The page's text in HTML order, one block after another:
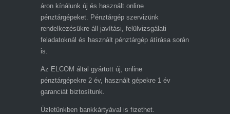
áron kínálunk új és használt online
pénztárgépeket. Pénztárgép szervizünk
rendelkezésükre áll javítási, felülvizsgálati
feladatoknál és használt pénztárgép átírása során
is.
Az ELCOM által gyártott új, online
pénztárgépekre 2 év, használt gépekre 1 év
garanciát biztosítunk.
Üzletünkben bankkártyával is fizethet.